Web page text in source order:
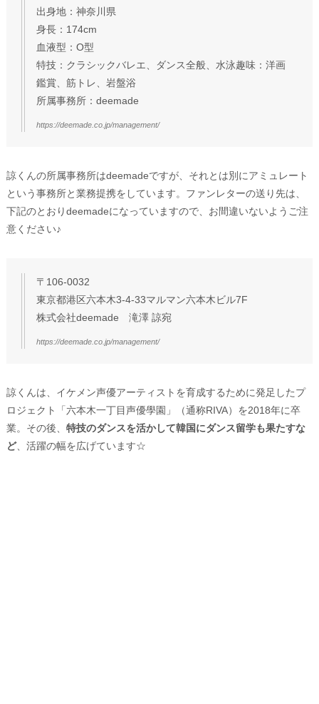
出身地：神奈川県
身長：174cm
血液型：O型
特技：クラシックバレエ、ダンス全般、水泳趣味：洋画
鑑賞、筋トレ、岩盤浴
所属事務所：deemade
https://deemade.co.jp/management/
諒くんの所属事務所はdeemadeですが、それとは別にアミュレート
という事務所と業務提携をしています。ファンレターの送り先は、
下記のとおりdeemadeになっていますので、お間違いないようご注
意ください♪
〒106-0032
東京都港区六本木3-4-33マルマン六本木ビル7F
株式会社deemade 滝澤 諒宛
https://deemade.co.jp/management/
諒くんは、イケメン声優アーティストを育成するために発足したプ
ロジェクト「六本木一丁目声優學園」（通称RIVA）を2018年に卒
業。その後、 特技のダンスを活かして韓国にダンス留学も果たすな
ど、活躍の幅を広げています☆